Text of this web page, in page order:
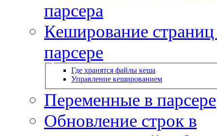
парсера
Кеширование страниц
парсере
Где хранятся файлы кеша
Управление кешированием
Переменные в парсере
Обновление строк в